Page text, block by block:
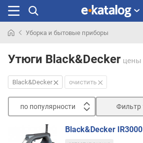
раньше
Уборка и бытовые приборы
Утюги Black&Decker цены
Black&Decker очистить
по популярности
п
Фильтр
Black&Decker IR3000